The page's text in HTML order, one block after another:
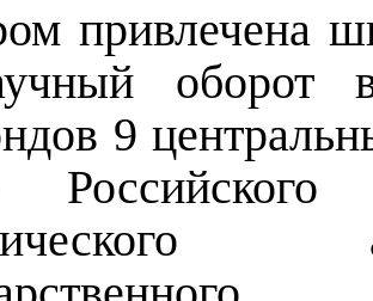
привлечена
оборот
9
Российского